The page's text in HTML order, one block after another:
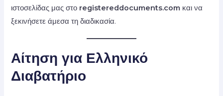
ιστοσελίδας μας στο registereddocuments.com και να
ξεκινήσετε άμεσα τη διαδικασία.
Αίτηση για Ελληνικό
Διαβατήριο